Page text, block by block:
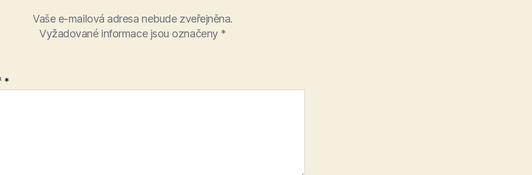
Vaše e-mailová adresa nebude zveřejněna.
Vyžadované informace jsou označeny *
*